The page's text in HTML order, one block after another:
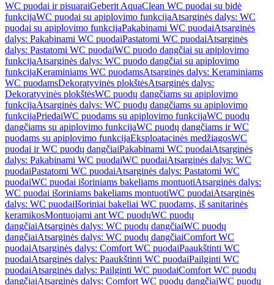
WC puodai ir pisuaraiGeberit AquaClean WC puodai su bidė
funkcijaWC puodai su apiplovimo funkcijaAtsarginės dalys: WC
puodai su apiplovimo funkcijaPakabinami WC puodaiAtsarginės
dalys: Pakabinami WC puodaiPastatomi WC puodaiAtsarginės
dalys: Pastatomi WC puodaiWC puodo dangčiai su apiplovimo
funkcijaAtsarginės dalys: WC puodo dangčiai su apiplovimo
funkcijaKeraminiams WC puodamsAtsarginės dalys: Keraminiams
WC puodamsDekoratyvinės plokštėsAtsarginės dalys:
Dekoratyvinės plokštėsWC puodų dangčiams su apiplovimo
funkcijaAtsarginės dalys: WC puodų dangčiams su apiplovimo
funkcijaPriedaiWC puodams su apiplovimo funkcijaWC puodų
dangčiams su apiplovimo funkcijaWC puodų dangčiams ir WC
puodams su apiplovimo funkcijaEksploatacinės medžiagosWC
puodai ir WC puodų dangčiaiPakabinami WC puodaiAtsarginės
dalys: Pakabinami WC puodaiWC puodaiAtsarginės dalys: WC
puodaiPastatomi WC puodaiAtsarginės dalys: Pastatomi WC
puodaiWC puodai išoriniams bakeliams montuotiAtsarginės dalys:
WC puodai išoriniams bakeliams montuotiWC puodaiAtsarginės
dalys: WC puodaiIšoriniai bakeliai WC puodams, iš sanitarinės
keramikosMontuojami ant WC puodųWC puodų
dangčiaiAtsarginės dalys: WC puodų dangčiaiWC puodų
dangčiaiAtsarginės dalys: WC puodų dangčiaiComfort WC
puodaiAtsarginės dalys: Comfort WC puodaiPaaukštinti WC
puodaiAtsarginės dalys: Paaukštinti WC puodaiPailginti WC
puodaiAtsarginės dalys: Pailginti WC puodaiComfort WC puodų
dangčiaiAtsarginės dalys: Comfort WC puodų dangčiaiWC puodų